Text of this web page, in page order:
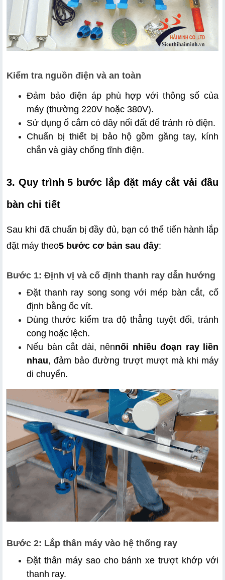
Kiểm tra nguồn điện và an toàn
Đảm bảo điện áp phù hợp với thông số của
máy (thường 220V hoặc 380V).
Sử dụng ổ cắm có dây nối đất để tránh rò điện.
Chuẩn bị thiết bị bảo hộ gồm găng tay, kính
chắn và giày chống tĩnh điện.
3. Quy trình 5 bước lắp đặt máy cắt vải đầu
bàn chi tiết
Sau khi đã chuẩn bị đầy đủ, bạn có thể tiến hành lắp
đặt máy theo5 bước cơ bản sau đây:
Bước 1: Định vị và cố định thanh ray dẫn hướng
Đặt thanh ray song song với mép bàn cắt, cố
định bằng ốc vít.
Dùng thước kiểm tra độ thẳng tuyệt đối, tránh
cong hoặc lệch.
Nếu bàn cắt dài, nênnối nhiều đoạn ray liền
nhau, đảm bảo đường trượt mượt mà khi máy
di chuyển.
Bước 2: Lắp thân máy vào hệ thống ray
Đặt thân máy sao cho bánh xe trượt khớp với
thanh ray.